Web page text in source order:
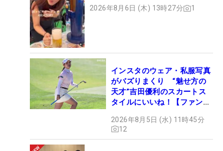
2026年8月6日 (木) 13時27分 1
インスタのウェア・私服写真
がバズりまくり “魅せ方の
天才”吉田優利のスカートス
タイルにいいね！【ファンが
2026年8月5日 (水) 11時45分
12